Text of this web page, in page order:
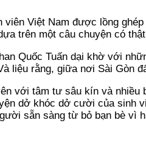
viên Việt Nam được lồng
trên một câu chuyện có
Quốc Tuấn dại khờ với
liệu rằng, giữa nơi Sài Gòn
với tâm tư sâu kín và
dở khóc dở cười của
sẵn sàng từ bỏ bạn bè vì